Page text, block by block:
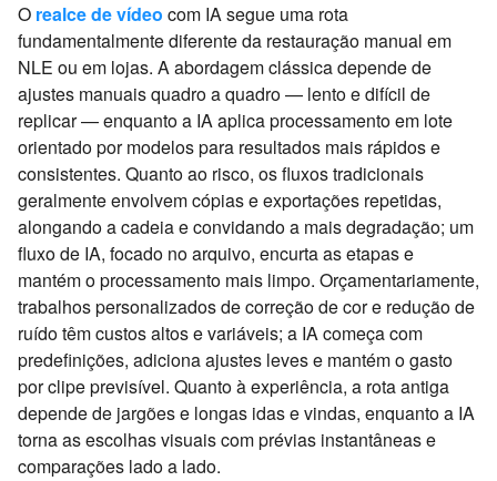
O realce de vídeo com IA segue uma rota
fundamentalmente diferente da restauração manual em
NLE ou em lojas. A abordagem clássica depende de
ajustes manuais quadro a quadro — lento e difícil de
replicar — enquanto a IA aplica processamento em lote
orientado por modelos para resultados mais rápidos e
consistentes. Quanto ao risco, os fluxos tradicionais
geralmente envolvem cópias e exportações repetidas,
alongando a cadeia e convidando a mais degradação; um
fluxo de IA, focado no arquivo, encurta as etapas e
mantém o processamento mais limpo. Orçamentariamente,
trabalhos personalizados de correção de cor e redução de
ruído têm custos altos e variáveis; a IA começa com
predefinições, adiciona ajustes leves e mantém o gasto
por clipe previsível. Quanto à experiência, a rota antiga
depende de jargões e longas idas e vindas, enquanto a IA
torna as escolhas visuais com prévias instantâneas e
comparações lado a lado.